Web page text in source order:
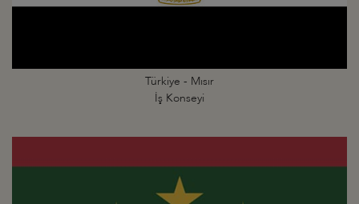
Türkiye - Mısır
İş Konseyi